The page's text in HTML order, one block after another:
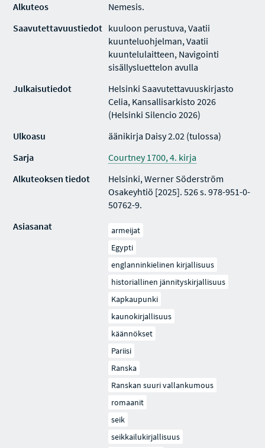
Alkuteos
Nemesis.
Saavutettavuustiedot kuuloon perustuva, Vaatii
kuunteluohjelman, Vaatii
kuuntelulaitteen, Navigointi
sisällysluettelon avulla
Julkaisutiedot
Helsinki Saavutettavuuskirjasto
Celia, Kansallisarkisto 2026
(Helsinki Silencio 2026)
Ulkoasu
äänikirja Daisy 2.02 (tulossa)
Sarja
Courtney 1700, 4. kirja
Alkuteoksen tiedot
Helsinki, Werner Söderström
Osakeyhtiö [2025]. 526 s. 978-951-0-
50762-9.
Asiasanat
armeijat
Egypti
englanninkielinen kirjallisuus
historiallinen jännityskirjallisuus
Kapkaupunki
kaunokirjallisuus
käännökset
Pariisi
Ranska
Ranskan suuri vallankumous
romaanit
seik
seikkailukirjallisuus